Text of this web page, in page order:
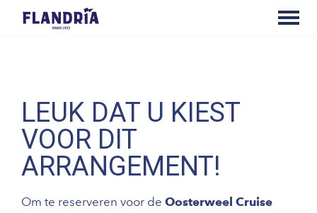
LEUK DAT U KIEST
VOOR DIT
ARRANGEMENT!
Om te reserveren voor de Oosterweel Cruise